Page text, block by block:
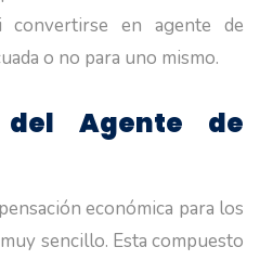
convertirse en agente de
o no para uno mismo.
del Agente de
económica para los
sencillo. Esta compuesto